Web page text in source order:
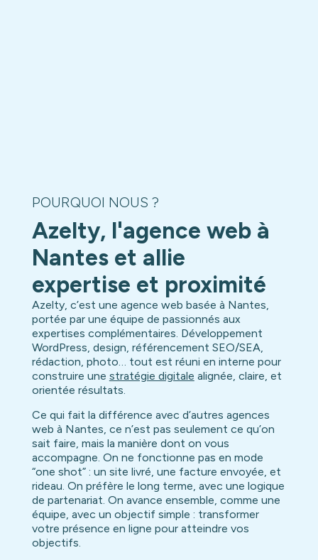
POURQUOI NOUS ?
Azelty, l'agence web à
Nantes et allie
expertise et proximité
Azelty, c’est une agence web basée à Nantes,
portée par une équipe de passionnés aux
expertises complémentaires. Développement
WordPress, design, référencement SEO/SEA,
rédaction, photo… tout est réuni en interne pour
construire une stratégie digitale alignée, claire, et
orientée résultats.
Ce qui fait la différence avec d’autres agences
web à Nantes, ce n’est pas seulement ce qu’on
sait faire, mais la manière dont on vous
accompagne. On ne fonctionne pas en mode
“one shot” : un site livré, une facture envoyée, et
rideau. On préfère le long terme, avec une logique
de partenariat. On avance ensemble, comme une
équipe, avec un objectif simple : transformer
votre présence en ligne pour atteindre vos
objectifs.